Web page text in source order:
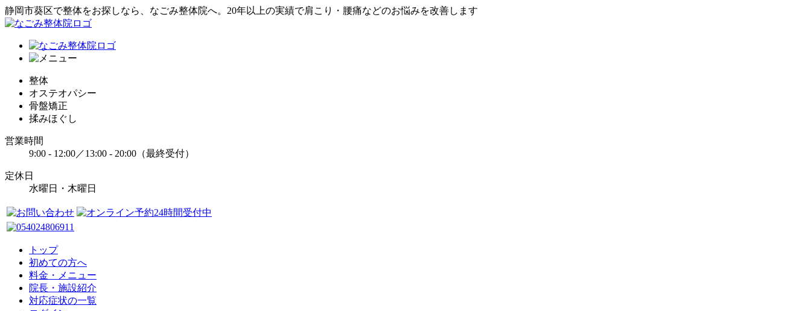
静岡市葵区で整体をお探しなら、なごみ整体院へ。20年以上の実績で肩こり・腰痛などのお悩みを改善します
整体
オステオパシー
骨盤矯正
揉みほぐし
営業時間
9:00 - 12:00／13:00 - 20:00（最終受付）
定休日
水曜日・木曜日
トップ
初めての方へ
料金・メニュー
院長・施設紹介
対応症状の一覧